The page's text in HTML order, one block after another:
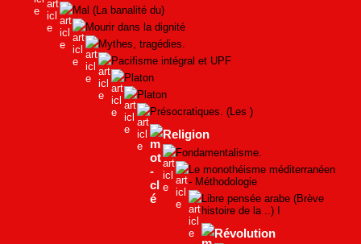
Mal (La banalité du)
Mourir dans la dignité
Mythes, tragédies.
Pacifisme intégral et UPF
Platon
Platon
Présocratiques. (Les )
Religion
Fondamentalisme.
Le monothéisme méditerranéen
- Méthodologie
Libre pensée arabe (Brève
histoire de la ..) I
Révolution